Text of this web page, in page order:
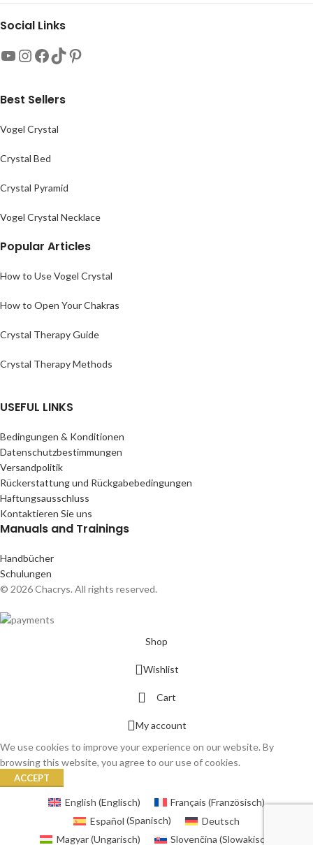
Social Links
Best Sellers
Vogel Crystal
Crystal Bed
Crystal Pyramid
Vogel Crystal Necklace
Popular Articles
How to Use Vogel Crystal
How to Open Your Chakras
Crystal Therapy Guide
Crystal Therapy Methods
USEFUL LINKS
Bedingungen & Konditionen
Datenschutzbestimmungen
Versandpolitik
Rückerstattung und Rückgabebedingungen
Haftungsausschluss
Kontaktieren Sie uns
Manuals and Trainings
Handbücher
Schulungen
© 2026 Chacrys. All rights reserved.
Shop
Wishlist
Cart
My account
We use cookies to improve your experience on our website. By
browsing this website, you agree to our use of cookies.
ACCEPT
English (Englisch) Français (Französisch)
Español (Spanisch)
Deutsch
Magyar(Ungarisch) Slovenčina (Slowakisch